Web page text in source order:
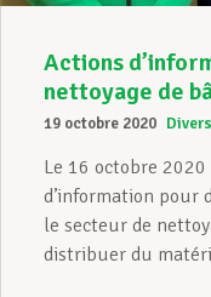
Actions
nettoyage de
19 octobre 2020 Divers
Le 16 octobre
d’information pour
le secteur de
distribuer du